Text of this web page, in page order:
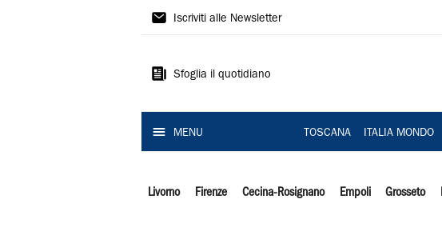
Il
Iscriviti alle Newsletter
Sfoglia il quotidiano
MENU TOSCANA ITALIA MONDO
Livorno Firenze Cecina-Rosignano Empoli Grosseto